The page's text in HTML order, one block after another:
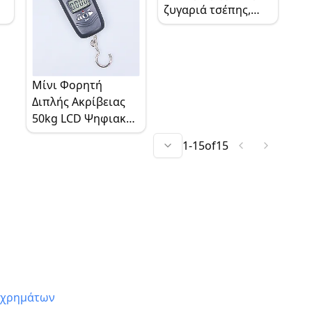
με οπίσθιο
φωτισμό, κλείδωμα
Μίνι Φορητή
Διπλής Ακρίβειας
50kg LCD Ψηφιακή
Ζυγαριά Άγκιστρο
ζυγαριά τσέπης,
45Kg υψηλής
1-15of15